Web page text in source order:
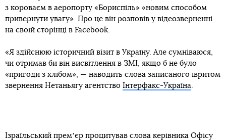
з короваєм в аеропорту «Бориспіль» «новим способом
привернути увагу». Про це він розповів у відеозверненні
на своїй сторінці в Facebook.
«Я здійснюю історичний візит в Україну. Але сумніваюся,
чи отримав би він висвітлення в ЗМІ, якщо б не було
«пригоди з хлібом», — наводить слова записаного івритом
звернення Нетаньягу агентство Інтерфакс-Україна.
Ізраїльський премʼєр процитував слова керівника Офісу